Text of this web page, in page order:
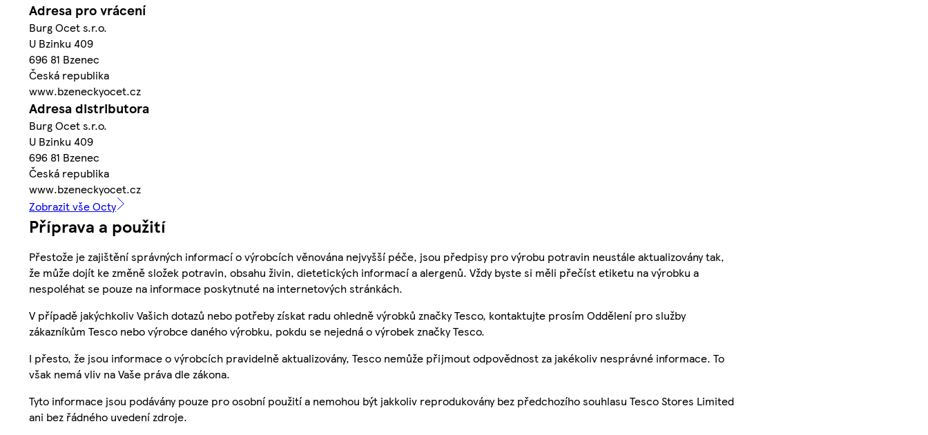
Adresa pro vrácení
Burg Ocet s.r.o.
U Bzinku 409
696 81 Bzenec
Česká republika
www.bzeneckyocet.cz
Adresa distributora
Burg Ocet s.r.o.
U Bzinku 409
696 81 Bzenec
Česká republika
www.bzeneckyocet.cz
Zobrazit vše Octy
Příprava a použití
Přestože je zajištění správných informací o výrobcích věnována nejvyšší péče, jsou předpisy pro výrobu potravin neustále aktualizovány tak,
že může dojít ke změně složek potravin, obsahu živin, dietetických informací a alergenů. Vždy byste si měli přečíst etiketu na výrobku a
nespoléhat se pouze na informace poskytnuté na internetových stránkách.
V případě jakýchkoliv Vašich dotazů nebo potřeby získat radu ohledně výrobků značky Tesco, kontaktujte prosím Oddělení pro služby
zákazníkům Tesco nebo výrobce daného výrobku, pokdu se nejedná o výrobek značky Tesco.
I přesto, že jsou informace o výrobcích pravidelně aktualizovány, Tesco nemůže přijmout odpovědnost za jakékoliv nesprávné informace. To
však nemá vliv na Vaše práva dle zákona.
Tyto informace jsou podávány pouze pro osobní použití a nemohou být jakkoliv reprodukovány bez předchozího souhlasu Tesco Stores Limited
ani bez řádného uvedení zdroje.